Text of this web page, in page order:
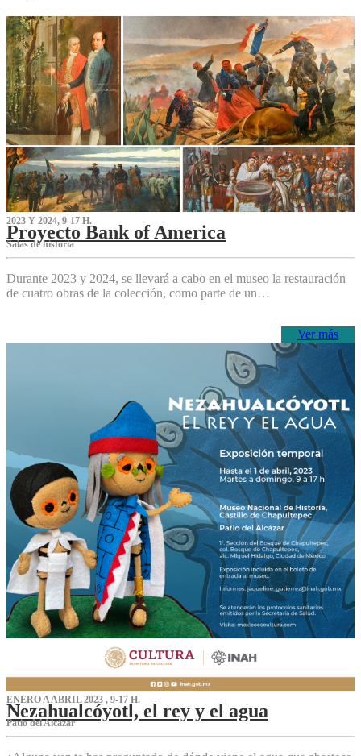
2023 Y 2024, 9-17 H.
Proyecto Bank of America
S‌alas de historia
Durante 2023 y 2024, se llevará a cabo en el museo la restauración
de cuatro obras de la colección, como parte de un…
Ver más
ENERO A ABRIL 2023 , 9-17 H.
Nezahualcóyotl, el rey y el agua
Patio del Alcázar